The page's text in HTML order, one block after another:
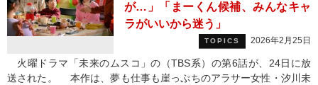
が…」「まーくん候補、みんなキャ
ラがいいから迷う」
TOPICS 2026年2月25日
火曜ドラマ「未来のムスコ」の（TBS系）の第6話が、24日に放
送された。 本作は、夢も仕事も崖っぷちのアラサー女性・汐川未